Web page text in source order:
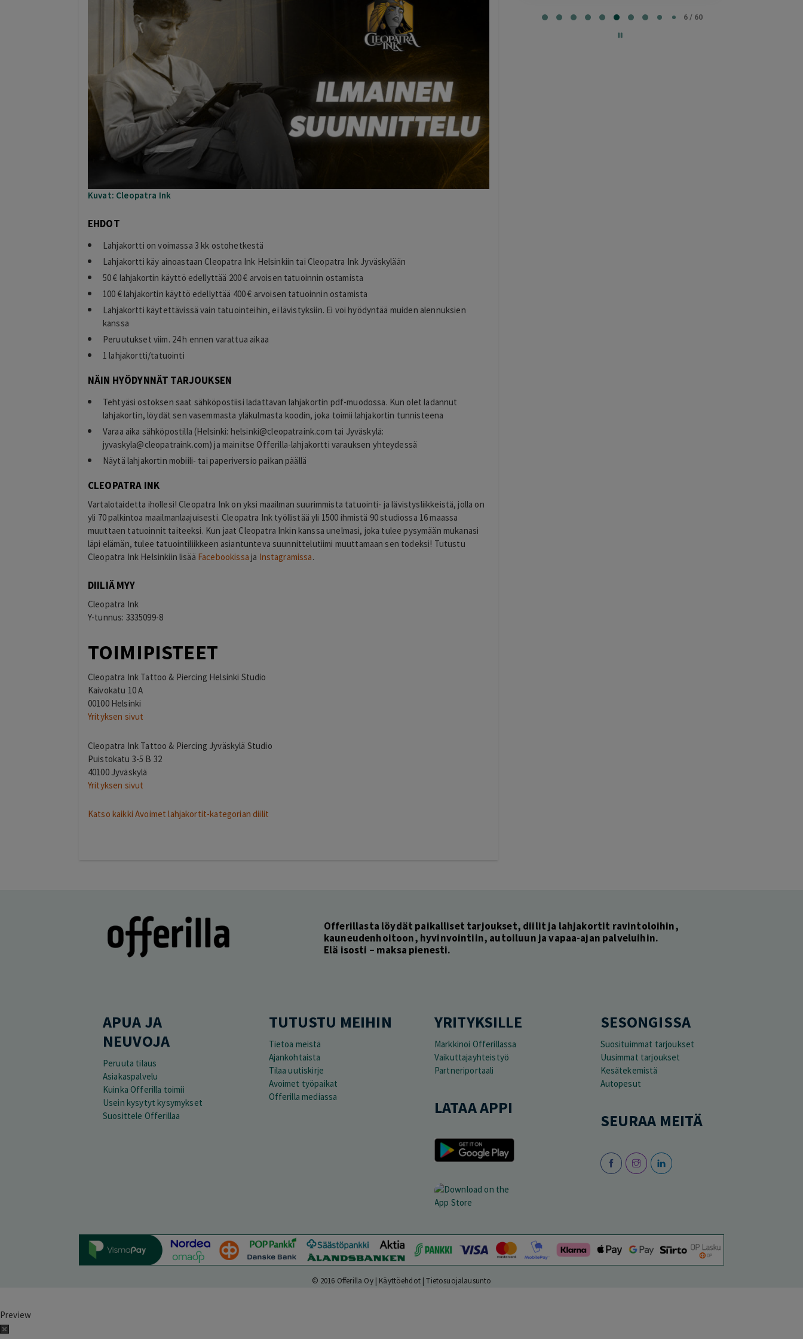
Kuvat: Cleopatra Ink
EHDOT
Lahjakortti on voimassa 3 kk ostohetkestä
Lahjakortti käy ainoastaan Cleopatra Ink Helsinkiin tai Cleopatra Ink Jyväskylään
50 € lahjakortin käyttö edellyttää 200 € arvoisen tatuoinnin ostamista
100 € lahjakortin käyttö edellyttää 400 € arvoisen tatuoinnin ostamista
Lahjakortti käytettävissä vain tatuointeihin, ei lävistyksiin. Ei voi hyödyntää muiden alennuksien
kanssa
Peruutukset viim. 24 h ennen varattua aikaa
1 lahjakortti/tatuointi
NÄIN HYÖDYNNÄT TARJOUKSEN
Tehtyäsi ostoksen saat sähköpostiisi ladattavan lahjakortin pdf-muodossa. Kun olet ladannut
lahjakortin, löydät sen vasemmasta yläkulmasta koodin, joka toimii lahjakortin tunnisteena
Varaa aika sähköpostilla (Helsinki: helsinki@cleopatraink.com tai Jyväskylä:
jyvaskyla@cleopatraink.com) ja mainitse Offerilla-lahjakortti varauksen yhteydessä
Näytä lahjakortin mobiili- tai paperiversio paikan päällä
CLEOPATRA INK
Vartalotaidetta ihollesi! Cleopatra Ink on yksi maailman suurimmista tatuointi- ja lävistysliikkeistä, jolla on
yli 70 palkintoa maailmanlaajuisesti. Cleopatra Ink työllistää yli 1500 ihmistä 90 studiossa 16 maassa
muuttaen tatuoinnit taiteeksi. Kun jaat Cleopatra Inkin kanssa unelmasi, joka tulee pysymään mukanasi
läpi elämän, tulee tatuointiliikkeen asiantunteva suunnittelutiimi muuttamaan sen todeksi! Tutustu
Cleopatra Ink Helsinkiin lisää Facebookissa ja Instagramissa.
DIILIÄ MYY
Cleopatra Ink
Y-tunnus: 3335099-8
TOIMIPISTEET
Cleopatra Ink Tattoo & Piercing Helsinki Studio
Kaivokatu 10 A
00100 Helsinki
Yrityksen sivut
Cleopatra Ink Tattoo & Piercing Jyväskylä Studio
Puistokatu 3-5 B 32
40100 Jyväskylä
Yrityksen sivut
Katso kaikki Avoimet lahjakortit-kategorian diilit
6 / 60
Offerillasta löydät paikalliset tarjoukset, diilit ja lahjakortit ravintoloihin,
kauneudenhoitoon, hyvinvointiin, autoiluun ja vapaa-ajan palveluihin.
Elä isosti – maksa pienesti.
APUA JA
NEUVOJA
Peruuta tilaus
Asiakaspalvelu
Kuinka Offerilla toimii
Usein kysytyt kysymykset
Suosittele Offerillaa
TUTUSTU MEIHIN
Tietoa meistä
Ajankohtaista
Tilaa uutiskirje
Avoimet työpaikat
Offerilla mediassa
YRITYKSILLE
Markkinoi Offerillassa
Vaikuttajayhteistyö
Partneriportaali
LATAA APPI
SESONGISSA
Suosituimmat tarjoukset
Uusimmat tarjoukset
Kesätekemistä
Autopesut
SEURAA MEITÄ
© 2016 Offerilla Oy | Käyttöehdot|Tietosuojalausunto
Preview